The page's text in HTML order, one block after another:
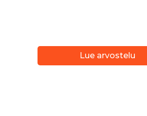
Lue arvostelu